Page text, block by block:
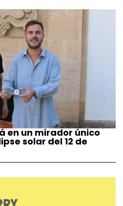
en un mirador único
solar del 12 de